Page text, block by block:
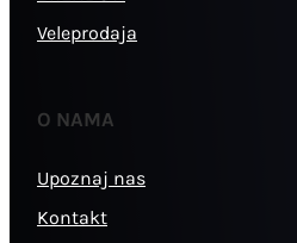
Veleprodaja
O NAMA
Upoznaj nas
Kontakt